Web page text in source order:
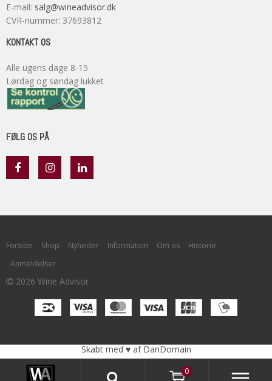
0
E-mail: salg@wineadvisor.dk
CVR-nummer: 37693812
KONTAKT OS
Alle ugens dage 8-15
Lørdag og søndag lukket
FØLG OS PÅ
Forside Shop Nyheder Information Om os
Historie
Anmeldelser
2026 Wine Advisor
Skabt med ♥ af DanDomain